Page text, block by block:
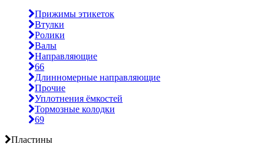
Прижимы этикеток
Втулки
Ролики
Валы
Направляющие
66
Длинномерные направляющие
Прочие
Уплотнения ёмкостей
Тормозные колодки
69
Пластины